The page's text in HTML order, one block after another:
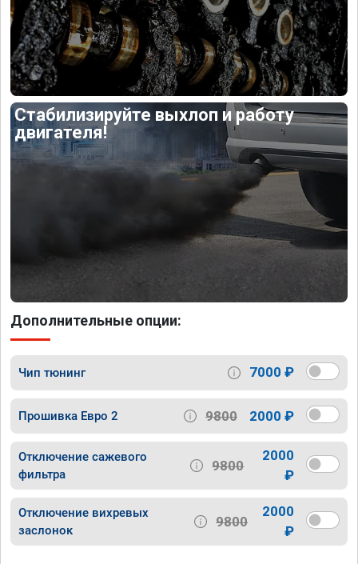
Стабилизируйте выхлоп и работу
двигателя!
Дополнительные опции:
Чип тюнинг 7000 ₽
Прошивка Евро 2 9800 2000 ₽
Отключение сажевого
фильтра
9800
2000
₽
Отключение вихревых
заслонок
9800
2000
₽